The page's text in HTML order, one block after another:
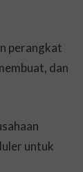
perangkat
dan
untuk